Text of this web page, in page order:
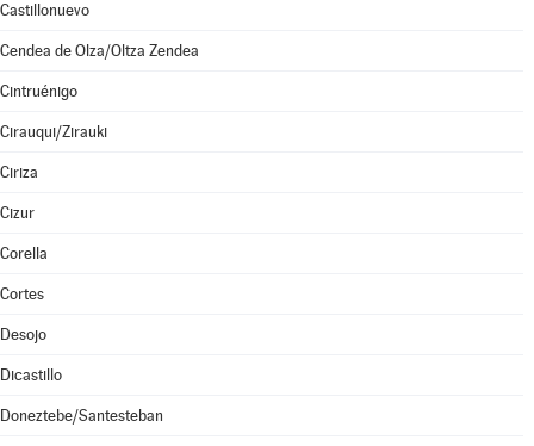
Castillonuevo
Cendea de Olza/Oltza Zendea
Cintruénigo
Cirauqui/Zirauki
Ciriza
Cizur
Corella
Cortes
Desojo
Dicastillo
Doneztebe/Santesteban